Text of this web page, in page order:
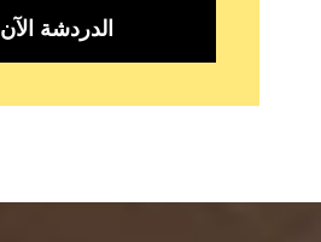
الدردشة الآن